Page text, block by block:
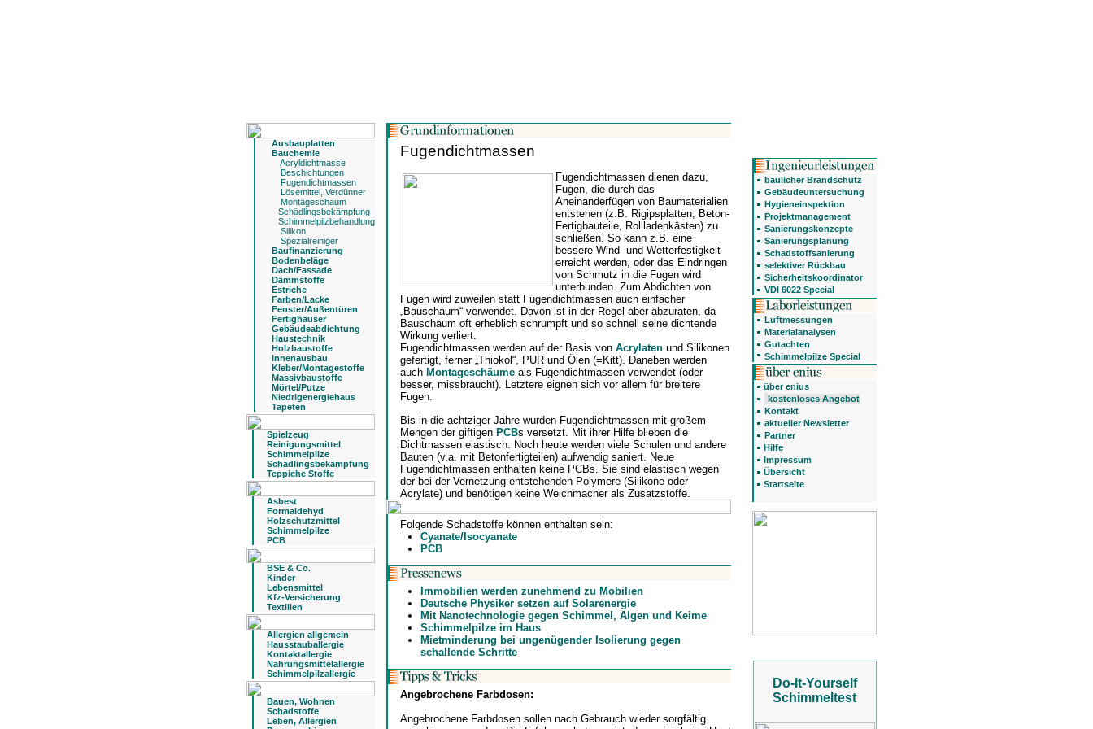
Ausbauplatten
Bauchemie
Acryldichtmasse
Beschichtungen
Fugendichtmassen
Lösemittel, Verdünner
Montageschaum
Schädlingsbekämpfung
Schimmelpilzbehandlung
Silikon
Spezialreiniger
Baufinanzierung
Bodenbeläge
Dach/Fassade
Dämmstoffe
Estriche
Farben/Lacke
Fenster/Außentüren
Fertighäuser
Gebäudeabdichtung
Haustechnik
Holzbaustoffe
Innenausbau
Kleber/Montagestoffe
Massivbaustoffe
Mörtel/Putze
Niedrigenergiehaus
Tapeten
Spielzeug
Reinigungsmittel
Schimmelpilze
Schädlingsbekämpfung
Teppiche Stoffe
Asbest
Formaldehyd
Holzschutzmittel
Schimmelpilze
PCB
BSE & Co.
Kinder
Lebensmittel
Kfz-Versicherung
Textilien
Allergien allgemein
Hausstauballergie
Kontaktallergie
Nahrungsmittelallergie
Schimmelpilzallergie
Bauen, Wohnen
Schadstoffe
Leben, Allergien
Fugendichtmassen
Fugendichtmassen dienen dazu,
Fugen, die durch das
Aneinanderfügen von Baumaterialien
entstehen (z.B. Rigipsplatten, Beton-
Fertigbauteile, Rollladenkästen) zu
schließen. So kann z.B. eine
bessere Wind- und Wetterfestigkeit
erreicht werden, oder das Eindringen
von Schmutz in die Fugen wird
unterbunden. Zum Abdichten von
Fugen wird zuweilen statt Fugendichtmassen auch einfacher
„Bauschaum“ verwendet. Davon ist in der Regel aber abzuraten, da
Bauschaum oft erheblich schrumpft und so schnell seine dichtende
Wirkung verliert.
Fugendichtmassen werden auf der Basis von Acrylaten und Silikonen
gefertigt, ferner „Thiokol“, PUR und Ölen (=Kitt). Daneben werden
auch Montageschäume als Fugendichtmassen verwendet (oder
besser, missbraucht). Letztere eignen sich vor allem für breitere
Fugen.
Bis in die achtziger Jahre wurden Fugendichtmassen mit großem
Mengen der giftigen PCBs versetzt. Mit ihrer Hilfe blieben die
Dichtmassen elastisch. Noch heute werden viele Schulen und andere
Bauten (v.a. mit Betonfertigteilen) aufwendig saniert. Neue
Fugendichtmassen enthalten keine PCBs. Sie sind elastisch wegen
der bei der Vernetzung entstehenden Polymere (Silikone oder
Acrylate) und benötigen keine Weichmacher als Zusatzstoffe.
Folgende Schadstoffe können enthalten sein:
Cyanate/Isocyanate
PCB
Immobilien werden zunehmend zu Mobilien
Deutsche Physiker setzen auf Solarenergie
Mit Nanotechnologie gegen Schimmel, Algen und Keime
Schimmelpilze im Haus
Mietminderung bei ungenügender Isolierung gegen
schallende Schritte
Angebrochene Farbdosen:
Angebrochene Farbdosen sollen nach Gebrauch wieder sorgfältig
baulicher Brandschutz
Gebäudeuntersuchung
Hygieneinspektion
Projektmanagement
Sanierungskonzepte
Sanierungsplanung
Schadstoffsanierung
selektiver Rückbau
Sicherheitskoordinator
VDI 6022 Special
Luftmessungen
Materialanalysen
Gutachten
Schimmelpilze Special
über enius
kostenloses Angebot
Kontakt
aktueller Newsletter
Partner
Hilfe
Impressum
Übersicht
Startseite
Do-It-Yourself
Schimmeltest